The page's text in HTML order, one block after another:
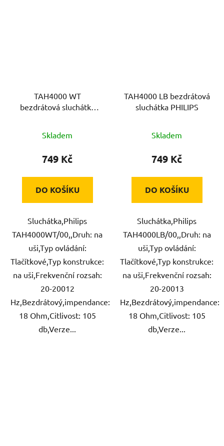
TAH4000 WT
bezdrátová sluchátka
Skladem
749 Kč
DO KOŠÍKU
Sluchátka,Philips
TAH4000WT/00,,Druh: na
uši,Typ ovládání:
Tlačítkové,Typ konstrukce:
na uši,Frekvenční rozsah:
20-20012
Hz,Bezdrátový,impendance:
18 Ohm,Citlivost: 105
db,Verze...
TAH4000 LB bezdrátová
sluchátka PHILIPS
Skladem
749 Kč
DO KOŠÍKU
Sluchátka,Philips
TAH4000LB/00,,Druh: na
uši,Typ ovládání:
Tlačítkové,Typ konstrukce:
na uši,Frekvenční rozsah:
20-20013
Hz,Bezdrátový,impendance:
18 Ohm,Citlivost: 105
db,Verze...